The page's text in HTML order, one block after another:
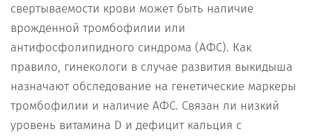
свертываемости крови может быть наличие
врожденной тромбофилии или
антифосфолипидного синдрома (АФС). Как
правило, гинекологи в случае развития выкидыша
назначают обследование на генетические маркеры
тромбофилии и наличие АФС. Связан ли низкий
уровень витамина D и дефицит кальция с